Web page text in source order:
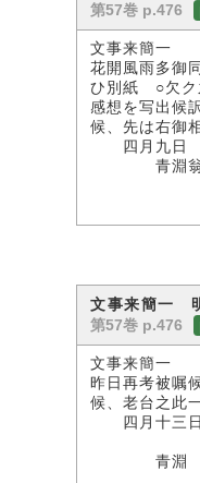
第57巻 p.476
文事来簡一
花開風雨多御
ひ別紙 ○欠ク
感想を写出候
候、先は右御
四
青淵翁
文事来簡一
第57巻 p.476
文事来簡一
昨日再考被嘱
候、老台之此
四月十三日
青淵